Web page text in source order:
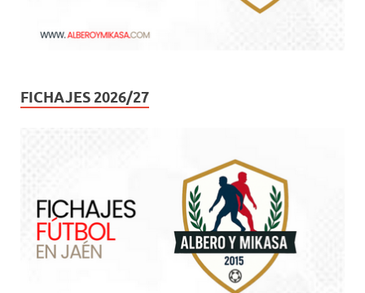
FICHAJES 2026/27